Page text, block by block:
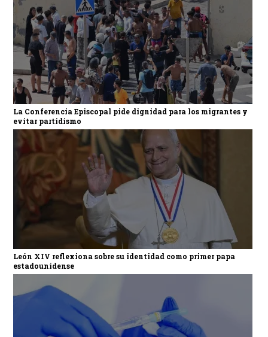
La Conferencia Episcopal pide dignidad para los migrantes y
evitar partidismo
León XIV reflexiona sobre su identidad como primer papa
estadounidense